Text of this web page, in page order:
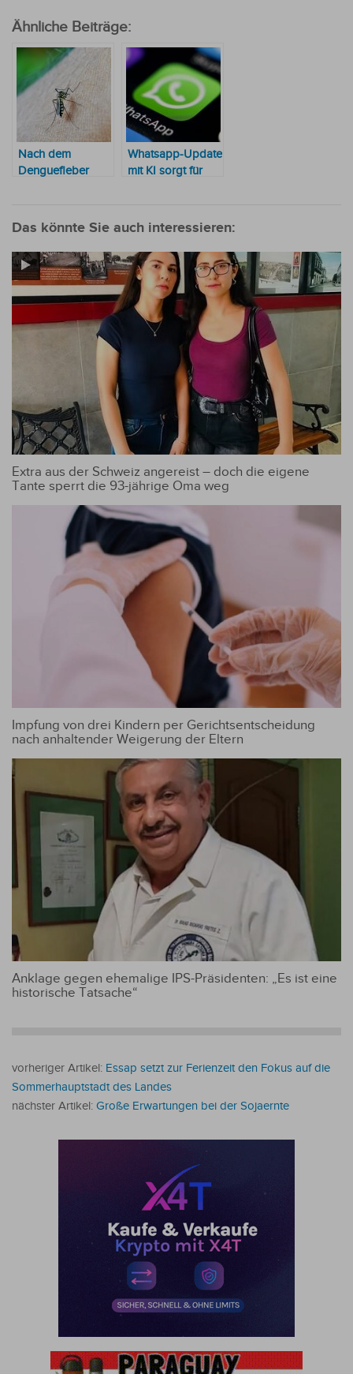
Ähnliche Beiträge:
Nach dem
Denguefieber
Whatsapp-Update
mit KI sorgt für
Das könnte Sie auch interessieren:
Extra aus der Schweiz angereist – doch die eigene
Tante sperrt die 93-jährige Oma weg
Impfung von drei Kindern per Gerichtsentscheidung
nach anhaltender Weigerung der Eltern
Anklage gegen ehemalige IPS-Präsidenten: „Es ist eine
historische Tatsache“
vorheriger Artikel: Essap setzt zur Ferienzeit den Fokus auf die
Sommerhauptstadt des Landes
nächster Artikel: Große Erwartungen bei der Sojaernte